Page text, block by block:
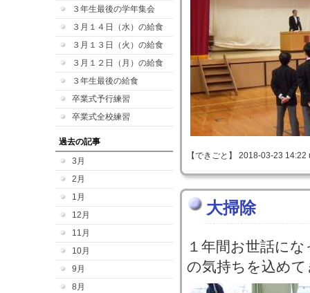
３年生最後の学年集会
３月１４日（水）の給食
３月１３日（火）の給食
３月１２日（月）の給食
３年生最後の給食
卒業式予行練習
卒業式全校練習
過去の記事
3月
2月
1月
12月
11月
10月
9月
8月
【できごと】 2018-03-23
大掃除
１年間お世話に
の気持ちを込め